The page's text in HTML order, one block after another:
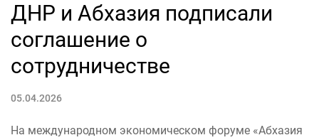
ДНР и Абхазия подписали
соглашение о
сотрудничестве
05.04.2026
На международном экономическом форуме «Абхазия